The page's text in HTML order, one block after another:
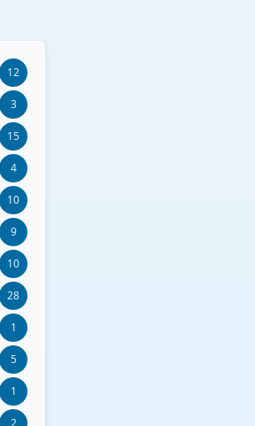
12
3
15
4
10
9
10
28
1
5
1
2